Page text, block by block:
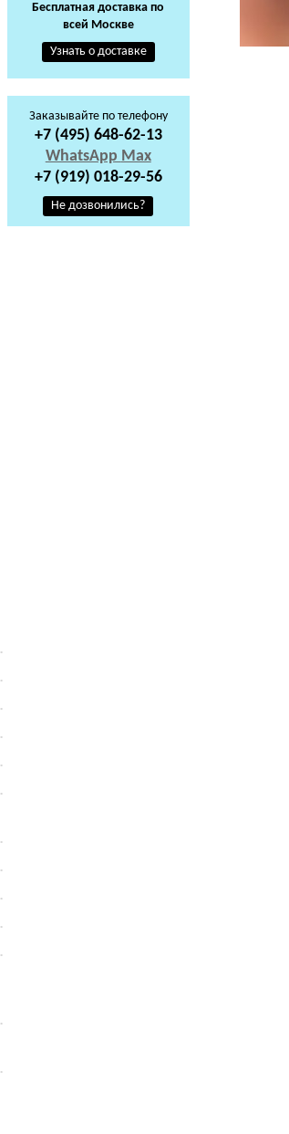
Бесплатная доставка по
всей Москве
Узнать о доставке
Заказывайте по телефону
+7 (495) 648-62-13
WhatsApp Max
+7 (919) 018-29-56
Не дозвонились?